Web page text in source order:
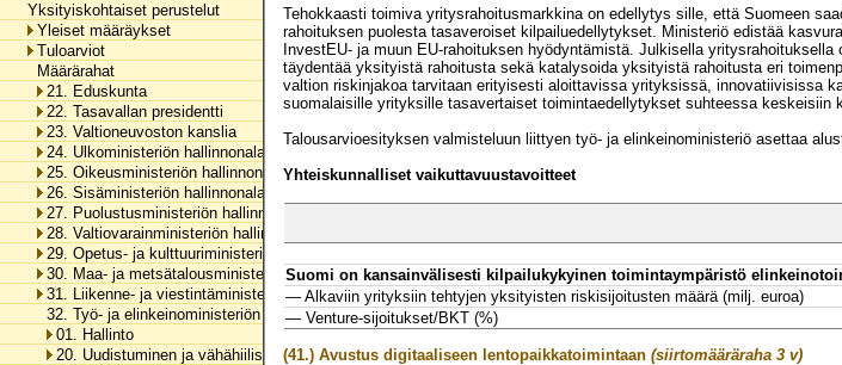
Yksityiskohtaiset perustelut
Yleiset määräykset
Tuloarviot
Määrärahat
21. Eduskunta
22. Tasavallan presidentti
23. Valtioneuvoston kanslia
24. Ulkoministeriön hallinnonala
25. Oikeusministeriön hallinnonala
26. Sisäministeriön hallinnonala
27. Puolustusministeriön hallinnonala
28. Valtiovarainministeriön hallinnonala
29. Opetus- ja kulttuuriministeriön hallinnonala
30. Maa- ja metsätalousministeriön hallinnonala
31. Liikenne- ja viestintäministeriön hallinnonala
32. Työ- ja elinkeinoministeriön hallinnonala
01. Hallinto
20. Uudistuminen ja vähähiilisyys
Tehokkaasti toimiva yritysrahoitusmarkkina on edellytys sille, että Suomeen
rahoituksen puolesta tasaveroiset kilpailuedellytykset. Ministeriö edistää
InvestEU- ja muun EU-rahoituksen hyödyntämistä. Julkisella
täydentää yksityistä rahoitusta sekä katalysoida yksityistä rahoitusta eri
valtion riskinjakoa tarvitaan erityisesti aloittavissa yrityksissä, innovatiivisissa
suomalaisille yrityksille tasavertaiset toimintaedellytykset suhteessa keskeisiin
Talousarvioesityksen valmisteluun liittyen työ- ja elinkeinoministeriö asettaa
Yhteiskunnalliset vaikuttavuustavoitteet
Suomi on kansainvälisesti kilpailukykyinen toimintaympäristö
— Alkaviin yrityksiin tehtyjen yksityisten riskisijoitusten määrä (milj. euroa)
— Venture-sijoitukset/BKT (%)
(41.) Avustus digitaaliseen lentopaikkatoimintaan (siirtomääräraha 3 v)